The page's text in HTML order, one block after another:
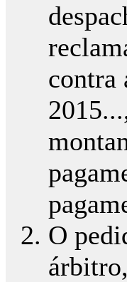
contra
O